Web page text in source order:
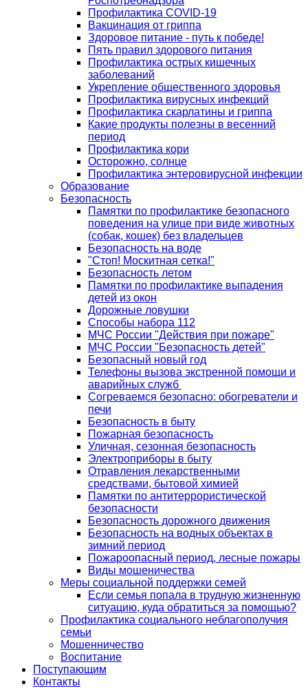
Профилактика COVID-19
Вакцинация от гриппа
Здоровое питание - путь к победе!
Пять правил здорового питания
Профилактика острых кишечных
заболеваний
Укрепление общественного здоровья
Профилактика вирусных инфекций
Профилактика скарлатины и гриппа
Какие продукты полезны в весенний
период
Профилактика кори
Осторожно, солнце
Профилактика энтеровирусной инфекции
Образование
Безопасность
Памятки по профилактике безопасного
поведения на улице при виде животных
(собак, кошек) без владельцев
Безопасность на воде
"Стоп! Москитная сетка!"
Безопасность летом
Памятки по профилактике выпадения
детей из окон
Дорожные ловушки
Способы набора 112
МЧС России "Действия при пожаре"
МЧС России "Безопасность детей"
Безопасный новый год
Телефоны вызова экстренной помощи и
аварийных служб
Согреваемся безопасно: обогреватели и
печи
Безопасность в быту
Пожарная безопасность
Уличная, сезонная безопасность
Электроприборы в быту
Отравления лекарственными
средствами, бытовой химией
Памятки по антитеррористической
безопасности
Безопасность дорожного движения
Безопасность на водных объектах в
зимний период
Пожароопасный период, лесные пожары
Виды мошеничества
Меры социальной поддержки семей
Если семья попала в трудную жизненную
ситуацию, куда обратиться за помощью?
Профилактика социального неблагополучия
семьи
Мошенничество
Воспитание
Поступающим
Контакты